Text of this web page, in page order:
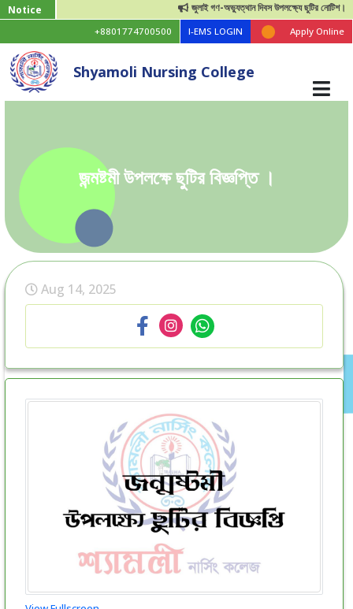
Notice জুলাই গণ-অভ্যুত্থান দিবস উপলক্ষ্যে ছুটির নোটিশ।
+8801774700500 I-EMS LOGIN Apply Online
Shyamoli Nursing College
জন্মষ্টমী উপলক্ষে ছুটির বিজ্ঞপ্তি ।
Aug 14, 2025